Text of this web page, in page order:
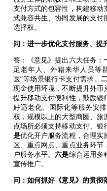
支付方式的包容性，构建移
式兼容共生、协同发展的支
选择权。
问：进一步优化支付服务、提
答：《意见》提出六大任务：
足老年人、外籍来华人员等
医”等场景银行卡支付需求。
现金使用环境，不断提升外币
提升移动支付便利性，鼓励
好适老化、国际化等服务安排
权，规模以上的大型商圈、
点场所必须支持移动支付、
是优化开户服务流程，合理实
区、重点网点、重点业务环节
户服务水平。六是综合运用多
宣传推广。
问：如何抓好《意见》的贯彻